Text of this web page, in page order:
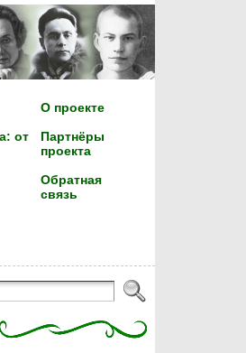
от
О проекте
Партнёры
проекта
Обратная
связь